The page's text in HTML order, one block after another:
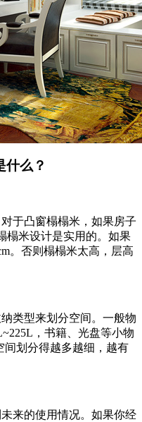
什么？
于凸窗榻榻米，如果房子
榻米设计是实用的。如果
。否则榻榻米太高，层高
类型来划分空间。一般物
，书籍、光盘等小物
间划分得越多越细，越有
来的使用情况。如果你经